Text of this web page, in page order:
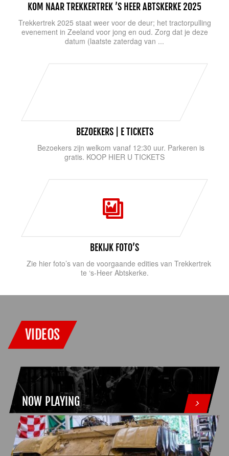
KOM NAAR TREKKERTREK ’S HEER ABTSKERKE 2025
Trekkertrek 2025 staat weer voor de deur; het tractorpulling
evenement in Zeeland voor jong en oud. Zorg dat je deze
datum (laatste zaterdag van ...
BEZOEKERS | E TICKETS
Bezoekers zijn welkom vanaf 12:30 uur. Parkeren is
gratis. KOOP HIER U TICKETS
BEKIJK FOTO’S
Zie hier foto’s van de voorgaande edities van Trekkertrek
te ‘s-Heer Abtskerke.
VIDEOS
NOW PLAYING